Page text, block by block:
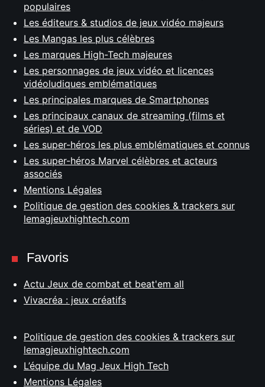
populaires
Les éditeurs & studios de jeux vidéo majeurs
Les Mangas les plus célèbres
Les marques High-Tech majeures
Les personnages de jeux vidéo et licences
vidéoludiques emblématiques
Les principales marques de Smartphones
Les principaux canaux de streaming (films et
séries) et de VOD
Les super-héros les plus emblématiques et connus
Les super-héros Marvel célèbres et acteurs
associés
Mentions Légales
Politique de gestion des cookies & trackers sur
lemagjeuxhightech.com
Favoris
Actu Jeux de combat et beat'em all
Vivacréa : jeux créatifs
Politique de gestion des cookies & trackers sur
lemagjeuxhightech.com
L’équipe du Mag Jeux High Tech
Mentions Légales